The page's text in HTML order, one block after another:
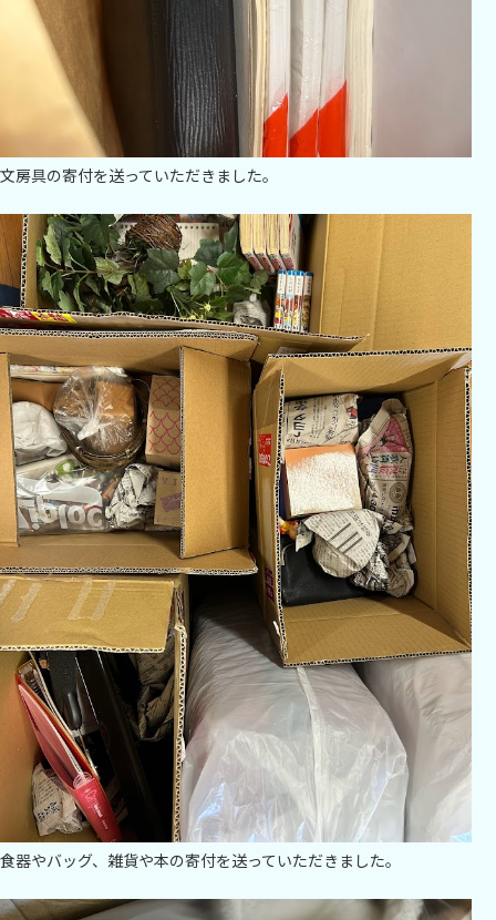
文房具の寄付を送っていただきました。
食器やバッグ、雑貨や本の寄付を送っていただきました。